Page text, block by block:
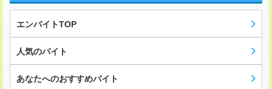
エンバイトTOP
人気のバイト
あなたへのおすすめバイト